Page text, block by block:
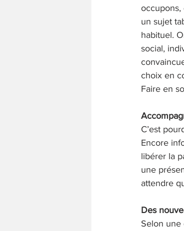
occupons,
un sujet
habituel.
social,
choix en
Faire en
C’est
Encore
libérer la
une
attendre
Des
Selon une